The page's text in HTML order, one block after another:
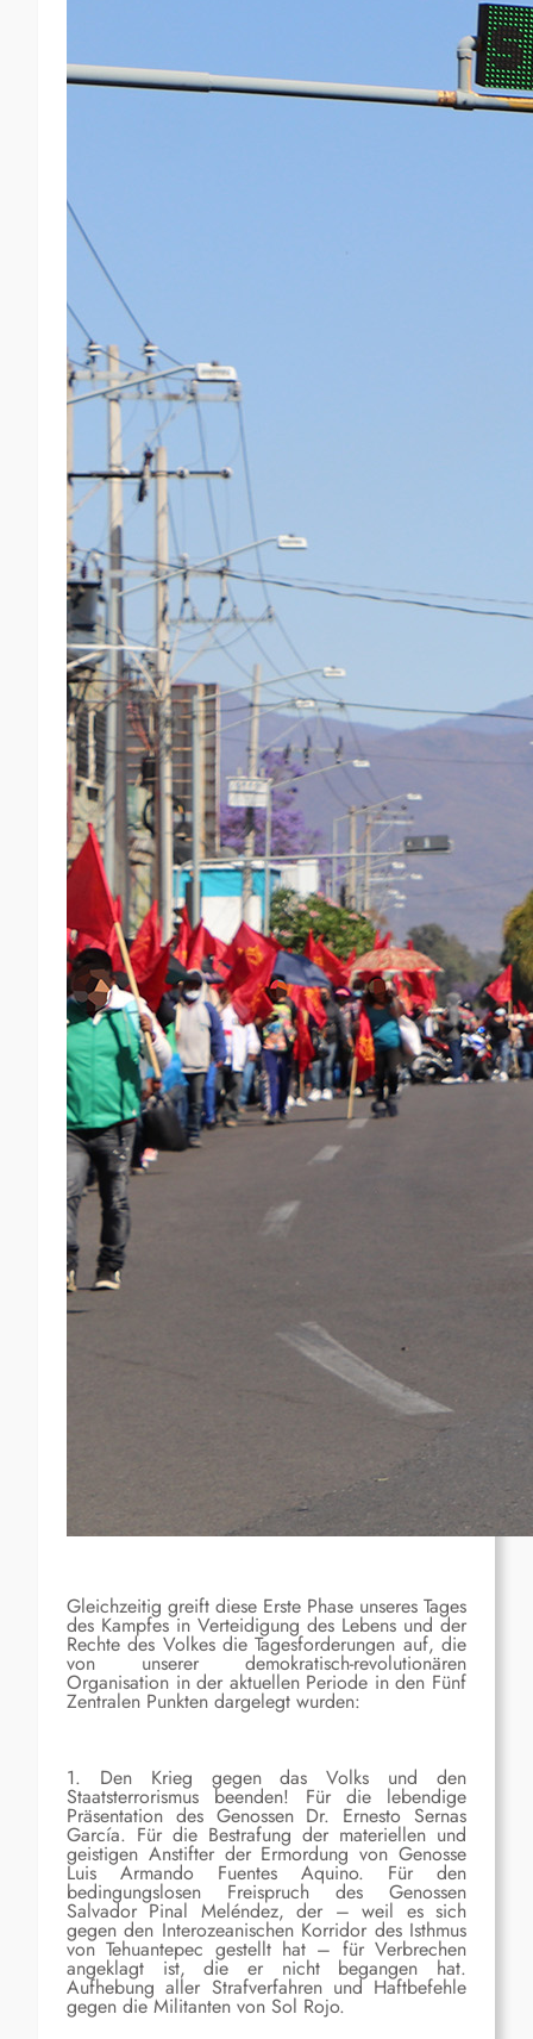
Gleichzeitig greift diese Erste Phase unseres Tages
des Kampfes in Verteidigung des Lebens und der
Rechte des Volkes die Tagesforderungen auf, die
von unserer demokratisch-revolutionären
Organisation in der aktuellen Periode in den Fünf
Zentralen Punkten dargelegt wurden:
1. Den Krieg gegen das Volks und den
Staatsterrorismus beenden! Für die lebendige
Präsentation des Genossen Dr. Ernesto Sernas
García. Für die Bestrafung der materiellen und
geistigen Anstifter der Ermordung von Genosse
Luis Armando Fuentes Aquino. Für den
bedingungslosen Freispruch des Genossen
Salvador Pinal Meléndez, der – weil es sich
gegen den Interozeanischen Korridor des Isthmus
von Tehuantepec gestellt hat – für Verbrechen
angeklagt ist, die er nicht begangen hat.
Aufhebung aller Strafverfahren und Haftbefehle
gegen die Militanten von Sol Rojo.